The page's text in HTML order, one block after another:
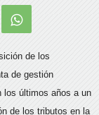
de los
de gestión
los últimos años a un
de los tributos en la